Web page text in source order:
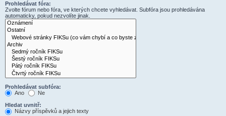
Prohledávat fóra:
Zvolte fórum nebo fóra, ve kterých chcete vyhledávat. Subfóra jsou prohledávána
automaticky, pokud nezvolíte jinak.
Prohledávat subfóra:
Ano
Ne
Hledat uvnitř:
Názvy příspěvků a jejich texty